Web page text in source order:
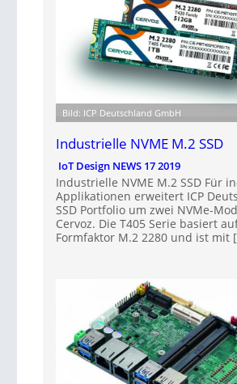
Bild: ICP Deutschland GmbH
Industrielle NVME M.2 SSD
IoT Design NEWS 17 2019
Industrielle NVME M.2 SSD Für
Applikationen erweitert ICP
SSD Portfolio um zwei NVMe-
Cervoz. Die T405 Serie basiert
Formfaktor M.2 2280 und ist mit